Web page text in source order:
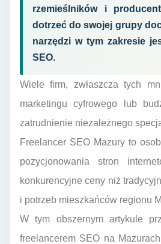
rzemieślników i
dotrzeć do swojej grupy
narzędzi w tym zakresie
SEO.
Wiele firm, zwłaszcza tych
marketingu cyfrowego lub
zatrudnienie niezależnego
Freelancer SEO Mazury to
pozycjonowania stron
konkurencyjne ceny niż
i potrzeb mieszkańców regionu
W tym obszernym artykule
freelancerem SEO na